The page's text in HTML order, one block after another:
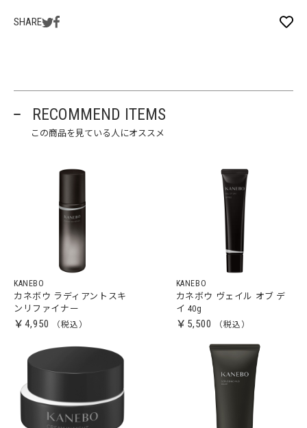
SHARE
RECOMMEND ITEMS
この商品を見ている人にオススメ
KANEBO
カネボウ ラディアントスキ
ンリファイナー
￥4,950
KANEBO
カネボウ ヴェイル オブ デ
イ 40g
￥5,500